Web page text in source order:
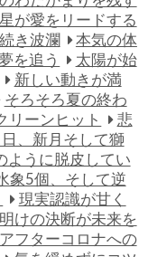
が愛をリードする
き波瀾
本気の体
を追う
太陽が始
新しい動きが満
そろそろ夏の終わ
リーンヒット
悲
、新月そして獅
ように脱皮してい
象5個、そして逆
現実認識が甘く
けの決断が未来を
アフターコロナへの